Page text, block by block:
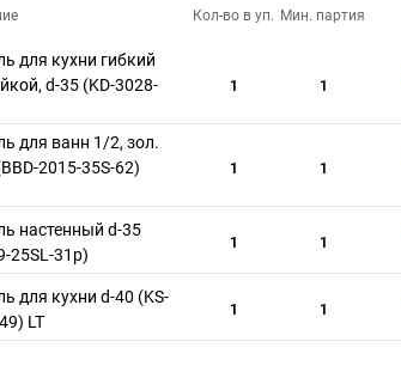
Кол-во в уп. Мин. партия
для кухни гибкий
d-35 (KD-3028-
1 1
для ванн 1/2, зол.
2015-35S-62)
1 1
настенный d-35
25SL-31p)
1 1
для кухни d-40 (KS-
LT
1 1